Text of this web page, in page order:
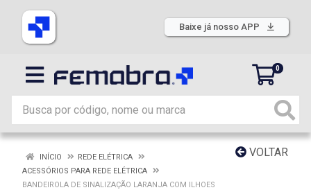
Baixe já nosso APP
0
VOLTAR
INÍCIO
REDE ELÉTRICA
ACESSÓRIOS PARA REDE ELÉTRICA
BANDEIROLA DE SINALIZAÇÃO LARANJA COM ILHOES